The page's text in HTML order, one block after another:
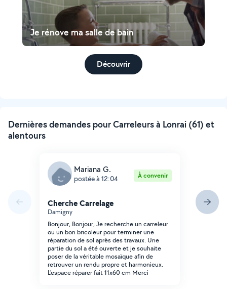
Je rénove ma salle de bain
Découvrir
Dernières demandes pour Carreleurs à Lonrai (61) et
alentours
Mariana G.
postée à 12:04 À convenir
Cherche Carrelage
Damigny
Bonjour, Bonjour, Je recherche un carreleur
ou un bon bricoleur pour terminer une
réparation de sol après des travaux. Une
partie du sol a été ouverte et je souhaite
poser de la véritable mosaïque afin de
retrouver un rendu propre et harmonieux.
L'espace réparer fait 11x60 cm Merci